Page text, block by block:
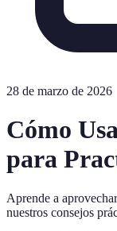
28 de marzo de 2026
Cómo
para
Aprende a
nuestros consejos